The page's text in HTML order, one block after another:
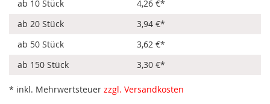
ab 10 Stück
4,26 €*
ab 20 Stück
3,94 €*
ab 50 Stück
3,62 €*
ab 150 Stück
3,30 €*
* inkl. Mehrwertsteuer zzgl. Versandkosten